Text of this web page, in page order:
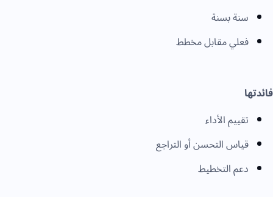
سنة بسنة
فعلي مقابل مخطط
فائدتها
تقييم الأداء
قياس التحسن أو التراجع
دعم التخطيط